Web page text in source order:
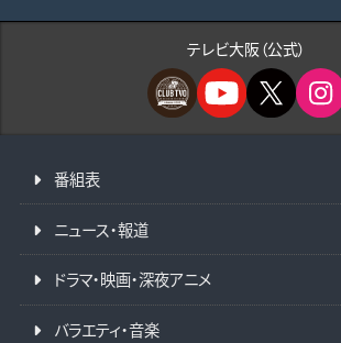
テレビ大阪（公式）
番組表
ニュース・報道
ドラマ・映画・深夜アニメ
バラエティ・音楽